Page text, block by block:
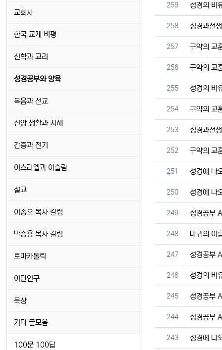
번호
259 성경의 비
번호
258 성경과전
번호
257 구약의 교
번호
256 구약의 교
번호
255 성경의 비
번호
254 구약의 교
번호
253 성경과전
번호
252 구약의 교
번호
251 성경에 나
번호
250 성경에 나
번호
249 성경공부
번호
248 마귀의 이
번호
247 성경공부
번호
246 성경의 비
번호
245 성경공부
번호
244 성경공부
번호
243 성경에 나
교회사
한국 교계 비평
신학과 교리
성경공부와 양육
복음과 선교
신앙 생활과 지혜
간증과 전기
이스라엘과 이슬람
설교
이송오 목사 칼럼
박승용 목사 칼럼
로마카톨릭
이단연구
묵상
기타 글모음
100문 100답